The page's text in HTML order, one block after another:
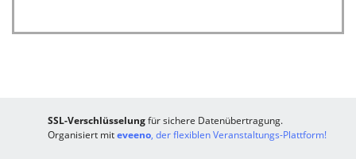
SSL-Verschlüsselungfür sichere Datenübertragung.
Organisiert miteveeno, der flexiblen Veranstaltungs-Plattform!